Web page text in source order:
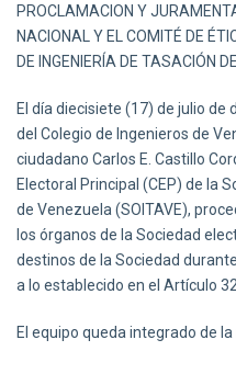
PROCLAMACION Y
NACIONAL Y EL COMITÉ DE
DE INGENIERÍA DE TASACIÓN
El día diecisiete (17) de julio
del Colegio de Ingenieros de
ciudadano Carlos E. Castillo
Electoral Principal (CEP) de la
de Venezuela (SOITAVE),
los órganos de la Sociedad
destinos de la Sociedad
a lo establecido en el Artículo
El equipo queda integrado de